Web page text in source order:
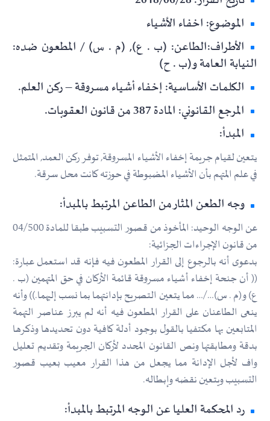
الموضوع: اخفاء الأشياء
الأطراف:الطاعن: (ب . ع), (م . س) / المطعون ضده:
النيابة العامة و(ب . ح)
الكلمات الأساسية: إخفاء أشياء مسروقة – ركن العلم.
المرجع القانوني: المادة 387 من قانون العقوبات.
المبدأ:
يتعين لقيام جريمة إخفاء الأشياء المسروقة, توفر ركن العمد, المتمثل
في علم المتهم بأن الأشياء المضبوطة في حوزته كانت محل سرقة.
وجه الطعن المثار من الطاعن المرتبط بالمبدأ:
عن الوجه الوحيد: المأخوذ من قصور التسبيب طبقا للمادة 04/500
من قانون الإجراءات الجزائية:
بدعوى أنه بالرجوع إلى القرار المطعون فيه فإنه قد استعمل عبارة:
(( أن جنحة إخفاء أشياء مسروقة قائمة الأركان في حق المتهمين (ب .
ع) و(م . س)…/… مما يتعين التصريح بإدانتهما بما نسب إليهما.)) وأنه
ينعى الطاعنان على القرار المطعون فيه أنه لم يبرز عناصر التهمة
المتابعين بها مكتفيا بالقول بوجود أدلة كافية دون تحديدها وذكرها
بدقة ومطابقتها ونص القانون المحدد لأركان الجريمة وتقديم تعليل
واف لأجل الإدانة مما يجعل من هذا القرار معيب بعيب قصور
التسبيب ويتعين نقضه وإبطاله.
رد المحكمة العليا عن الوجه المرتبط بالمبدأ: